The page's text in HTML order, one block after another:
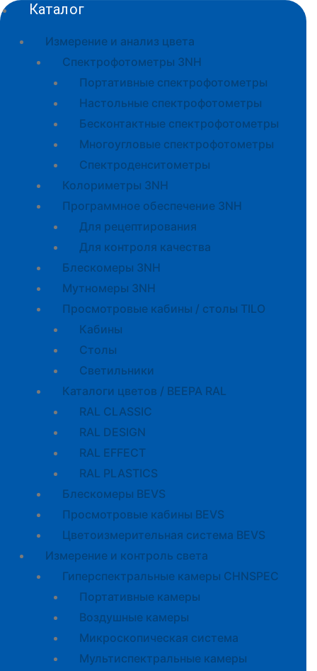
Каталог
Измерение и анализ цвета
Спектрофотометры 3NH
Портативные спектрофотометры
Настольные спектрофотометры
Бесконтактные спектрофотометры
Многоугловые спектрофотометры
Спектроденситометры
Колориметры 3NH
Программное обеспечение 3NH
Для рецептирования
Для контроля качества
Блескомеры 3NH
Мутномеры 3NH
Просмотровые кабины / столы TILO
Кабины
Cтолы
Светильники
Каталоги цветов / BEEPA RAL
RAL CLASSIC
RAL DESIGN
RAL EFFECT
RAL PLASTICS
Блескомеры BEVS
Просмотровые кабины BEVS
Цветоизмерительная система BEVS
Измерение и контроль света
Гиперспектральные камеры CHNSPEC
Портативные камеры
Воздушные камеры
Микроскопическая система
Мультиспектральные камеры